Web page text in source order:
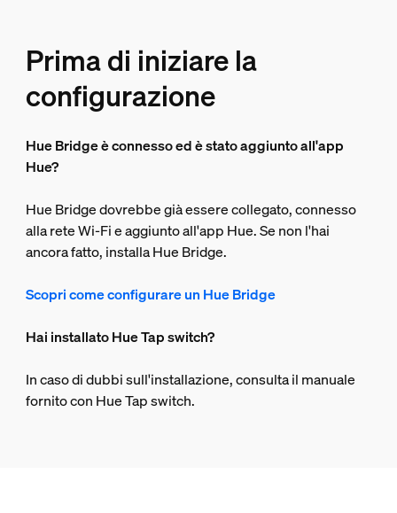
Prima di iniziare la
configurazione
Hue Bridge è connesso ed è stato aggiunto all'app
Hue?
Hue Bridge dovrebbe già essere collegato, connesso
alla rete Wi-Fi e aggiunto all'app Hue. Se non l'hai
ancora fatto, installa Hue Bridge.
Scopri come configurare un Hue Bridge
Hai installato Hue Tap switch?
In caso di dubbi sull'installazione, consulta il manuale
fornito con Hue Tap switch.